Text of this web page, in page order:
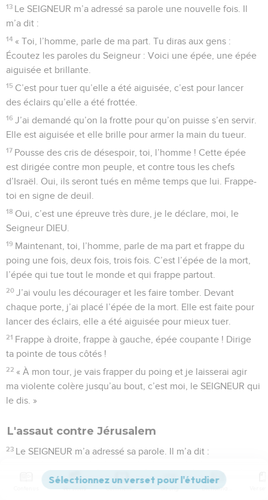
13 Le SEIGNEUR m’a adressé sa parole une nouvelle fois. Il
m’a dit :
14 « Toi, l’homme, parle de ma part. Tu diras aux gens :
Écoutez les paroles du Seigneur : Voici une épée, une épée
aiguisée et brillante.
15 C’est pour tuer qu’elle a été aiguisée, c’est pour lancer
des éclairs qu’elle a été frottée.
16 J’ai demandé qu’on la frotte pour qu’on puisse s’en servir.
Elle est aiguisée et elle brille pour armer la main du tueur.
17 Pousse des cris de désespoir, toi, l’homme ! Cette épée
est dirigée contre mon peuple, et contre tous les chefs
d’Israël. Oui, ils seront tués en même temps que lui. Frappe-
toi en signe de deuil.
18 Oui, c’est une épreuve très dure, je le déclare, moi, le
Seigneur DIEU.
19 Maintenant, toi, l’homme, parle de ma part et frappe du
poing une fois, deux fois, trois fois. C’est l’épée de la mort,
l’épée qui tue tout le monde et qui frappe partout.
20 J’ai voulu les décourager et les faire tomber. Devant
chaque porte, j’ai placé l’épée de la mort. Elle est faite pour
lancer des éclairs, elle a été aiguisée pour mieux tuer.
21 Frappe à droite, frappe à gauche, épée coupante ! Dirige
ta pointe de tous côtés !
22 « À mon tour, je vais frapper du poing et je laisserai agir
ma violente colère jusqu’au bout, c’est moi, le SEIGNEUR qui
le dis. »
L'assaut contre Jérusalem
23 Le SEIGNEUR m’a adressé sa parole. Il m’a dit :
« Toi, l’homme, trace deux routes pour permettre au roi de
Babylone de venir avec son épée. Ces deux routes doivent
Versions Commentaires Strong